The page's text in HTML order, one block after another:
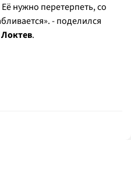
нужно перетерпеть, со
- поделился
.